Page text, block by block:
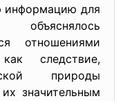
информацию для
отношениями
следствие,
природы
значительным